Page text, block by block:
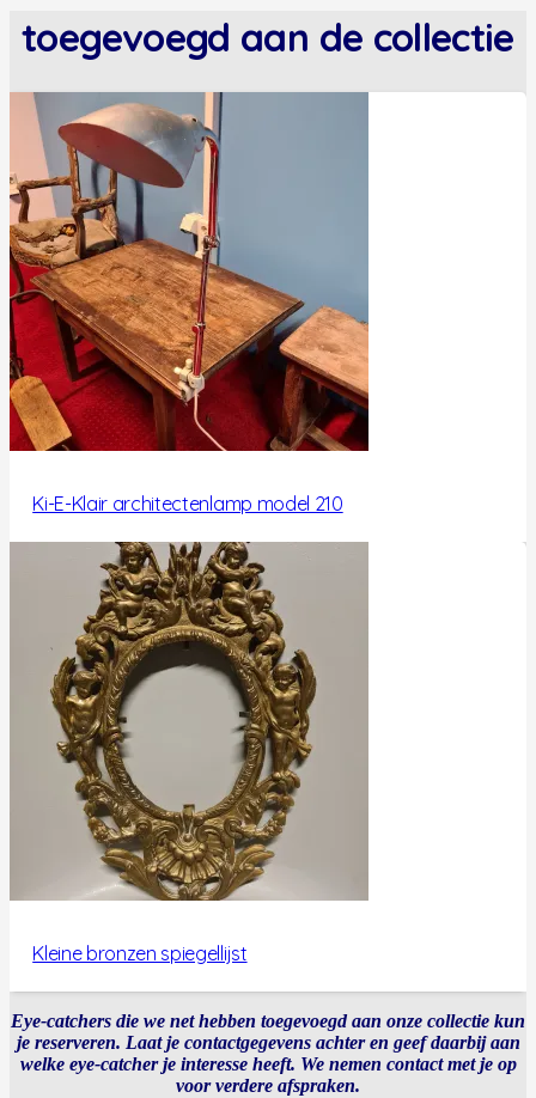
toegevoegd aan de collectie
Ki-E-Klair architectenlamp model 210
Kleine bronzen spiegellijst
Eye-catchers die we net hebben toegevoegd aan onze collectie kun
je reserveren. Laat je contactgegevens achter en geef daarbij aan
welke eye-catcher je interesse heeft. We nemen contact met je op
voor verdere afspraken.